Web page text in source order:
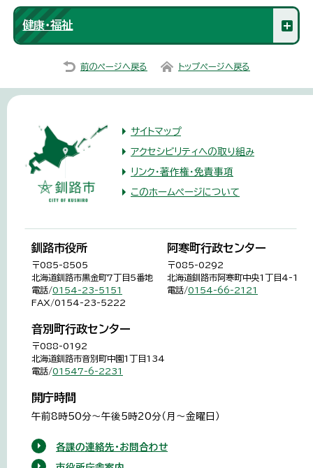
健康・福祉
前のページへ戻る トップページへ戻る
サイトマップ
アクセシビリティへの取り組み
リンク・著作権・免責事項
このホームページについて
釧路市役所
〒085-8505
北海道釧路市黒金町7丁目5番地
電話/0154-23-5151
FAX/0154-23-5222
阿寒町行政センター
〒085-0292
北海道釧路市阿寒町中央1丁目4-1
電話/0154-66-2121
音別町行政センター
〒088-0192
北海道釧路市音別町中園1丁目134
電話/01547-6-2231
開庁時間
午前8時50分～午後5時20分（月～金曜日）
各課の連絡先・お問合わせ